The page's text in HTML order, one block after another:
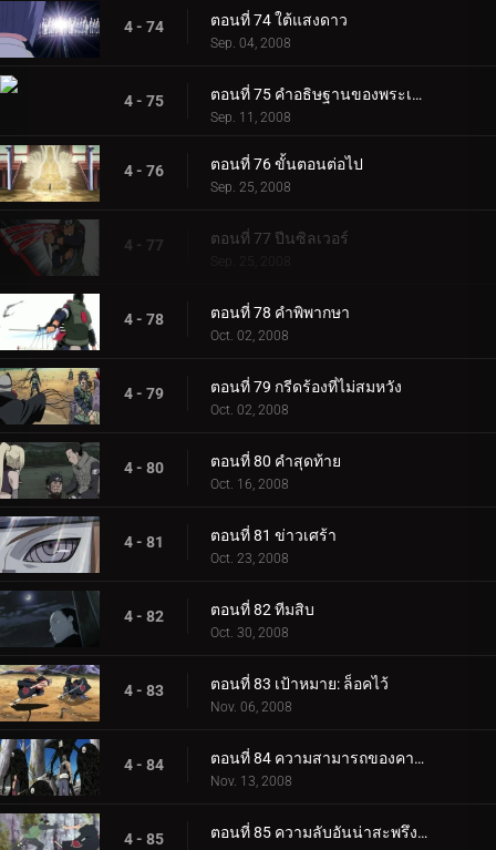
4 - 74 ตอนที่ 74 ใต้แสงดาว
Sep. 04, 2008
4 - 75 ตอนที่ 75 คำอธิษฐานของพระเฒ่า
Sep. 11, 2008
4 - 76 ตอนที่ 76 ขั้นตอนต่อไป
Sep. 25, 2008
4 - 77 ตอนที่ 77 ปีนซิลเวอร์
Sep. 25, 2008
4 - 78 ตอนที่ 78 คำพิพากษา
Oct. 02, 2008
4 - 79 ตอนที่ 79 กรีดร้องที่ไม่สมหวัง
Oct. 02, 2008
4 - 80 ตอนที่ 80 คำสุดท้าย
Oct. 16, 2008
4 - 81 ตอนที่ 81 ข่าวเศร้า
Oct. 23, 2008
4 - 82 ตอนที่ 82 ทีมสิบ
Oct. 30, 2008
4 - 83 ตอนที่ 83 เป้าหมาย: ล็อคไว้
Nov. 06, 2008
4 - 84 ตอนที่ 84 ความสามารถของคาคุซึ
Nov. 13, 2008
4 - 85 ตอนที่ 85 ความลับอันน่าสะพรึงกลัว